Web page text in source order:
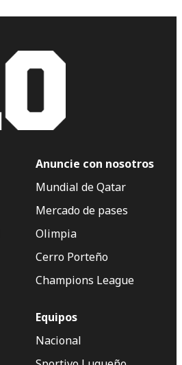
Anuncie con nosotros
Mundial de Qatar
Mercado de pases
Olimpia
Cerro Porteño
Champions League
Equipos
Nacional